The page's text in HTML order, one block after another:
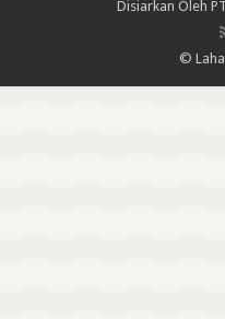
Disiarkan Oleh
©